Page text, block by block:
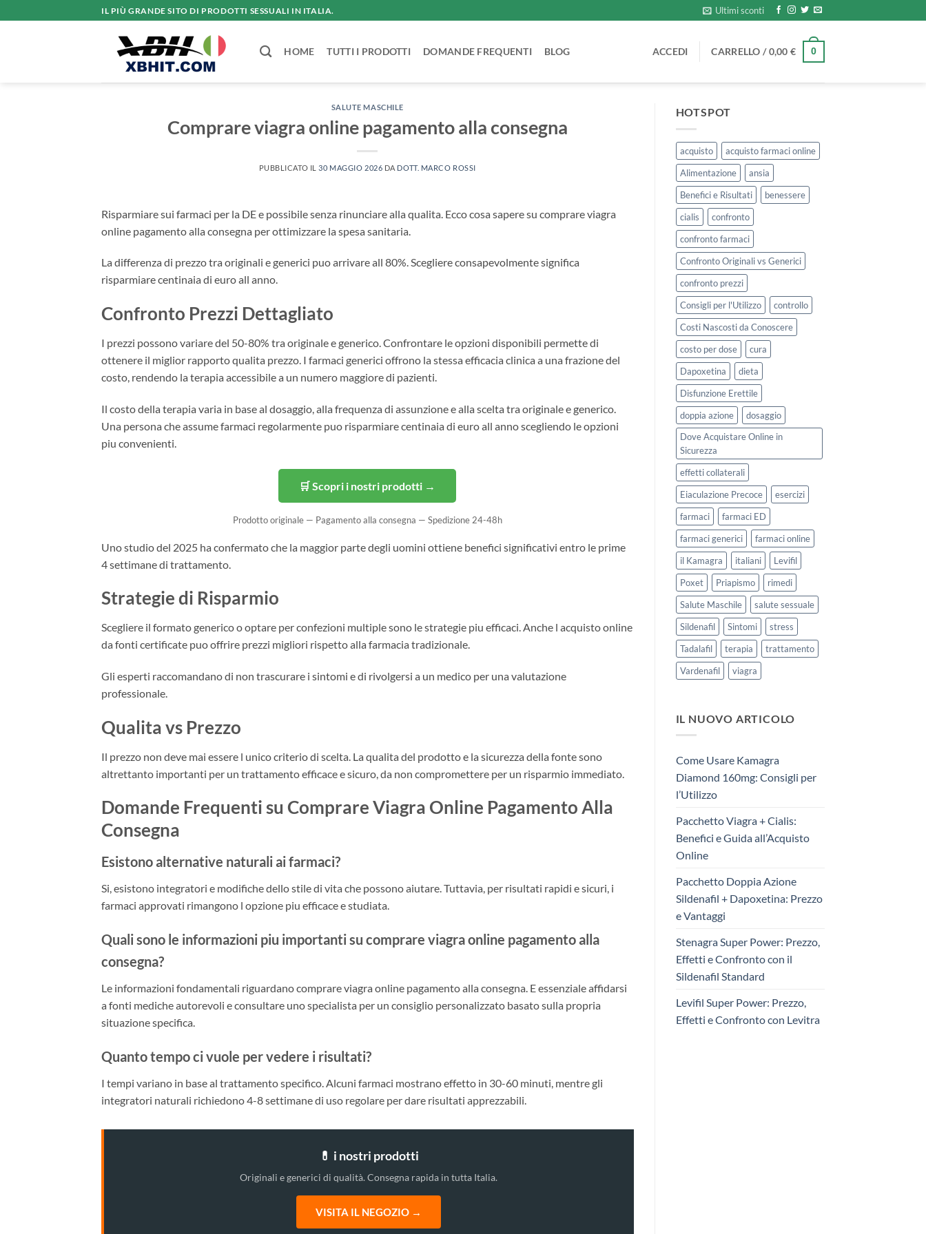
ai
IL PIÙ GRANDE SITO DI PRODOTTI SESSUALI IN ITALIA. Ultimi sconti
HOME TUTTI I PRODOTTI DOMANDE FREQUENTI BLOG ACCEDI CARRELLO /0,00€ 0
SALUTE MASCHILE
Comprare viagra online pagamento alla consegna
PUBBLICATO IL 30 MAGGIO 2026 DA DOTT. MARCO ROSSI
Risparmiare sui farmaci per la DE e possibile senza rinunciare alla qualita. Ecco cosa sapere su comprare viagra
online pagamento alla consegna per ottimizzare la spesa sanitaria.
La differenza di prezzo tra originali e generici puo arrivare all 80%. Scegliere consapevolmente significa
risparmiare centinaia di euro all anno.
Confronto Prezzi Dettagliato
I prezzi possono variare del 50-80% tra originale e generico. Confrontare le opzioni disponibili permette di
ottenere il miglior rapporto qualita prezzo. I farmaci generici offrono la stessa efficacia clinica a una frazione del
costo, rendendo la terapia accessibile a un numero maggiore di pazienti.
Il costo della terapia varia in base al dosaggio, alla frequenza di assunzione e alla scelta tra originale e generico.
Una persona che assume farmaci regolarmente puo risparmiare centinaia di euro all anno scegliendo le opzioni
piu convenienti.
🛒 Scopri i nostri prodotti →
Prodotto originale — Pagamento alla consegna — Spedizione 24-48h
Uno studio del 2025 ha confermato che la maggior parte degli uomini ottiene benefici significativi entro le prime
4 settimane di trattamento.
Strategie di Risparmio
Scegliere il formato generico o optare per confezioni multiple sono le strategie piu efficaci. Anche l acquisto online
da fonti certificate puo offrire prezzi migliori rispetto alla farmacia tradizionale.
Gli esperti raccomandano di non trascurare i sintomi e di rivolgersi a un medico per una valutazione
professionale.
Qualita vs Prezzo
Il prezzo non deve mai essere l unico criterio di scelta. La qualita del prodotto e la sicurezza della fonte sono
altrettanto importanti per un trattamento efficace e sicuro, da non compromettere per un risparmio immediato.
Domande Frequenti su Comprare Viagra Online Pagamento Alla
Consegna
Esistono alternative naturali ai farmaci?
Si, esistono integratori e modifiche dello stile di vita che possono aiutare. Tuttavia, per risultati rapidi e sicuri, i
farmaci approvati rimangono l opzione piu efficace e studiata.
Quali sono le informazioni piu importanti su comprare viagra online pagamento alla
consegna?
Le informazioni fondamentali riguardano comprare viagra online pagamento alla consegna. E essenziale affidarsi
a fonti mediche autorevoli e consultare uno specialista per un consiglio personalizzato basato sulla propria
situazione specifica.
Quanto tempo ci vuole per vedere i risultati?
I tempi variano in base al trattamento specifico. Alcuni farmaci mostrano effetto in 30-60 minuti, mentre gli
integratori naturali richiedono 4-8 settimane di uso regolare per dare risultati apprezzabili.
💊 i nostri prodotti
Originali e generici di qualità. Consegna rapida in tutta Italia.
VISITA IL NEGOZIO →
HOTSPOT
acquisto
acquisto farmaci online
Alimentazione
ansia
Benefici e Risultati
benessere
cialis
confronto
confronto farmaci
Confronto Originali vs Generici
confronto prezzi
Consigli per l'Utilizzo
controllo
Costi Nascosti da Conoscere
costo per dose
cura
Dapoxetina
dieta
Disfunzione Erettile
doppia azione
dosaggio
Dove Acquistare Online in
Sicurezza
effetti collaterali
Eiaculazione Precoce
esercizi
farmaci
farmaci ED
farmaci generici
farmaci online
il Kamagra
italiani
Levifil
Poxet
Priapismo
rimedi
Salute Maschile
salute sessuale
Sildenafil
Sintomi
stress
Tadalafil
terapia
trattamento
Vardenafil
viagra
IL NUOVO ARTICOLO
Come Usare Kamagra
Diamond 160mg: Consigli per
l’Utilizzo
Pacchetto Viagra + Cialis:
Benefici e Guida all’Acquisto
Online
Pacchetto Doppia Azione
Sildenafil + Dapoxetina: Prezzo
e Vantaggi
Stenagra Super Power: Prezzo,
Effetti e Confronto con il
Sildenafil Standard
Levifil Super Power: Prezzo,
Effetti e Confronto con Levitra